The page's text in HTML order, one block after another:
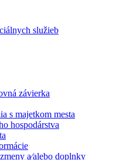
služieb
závierka
s majetkom mesta
hospodárstva
a⁄alebo doplnky